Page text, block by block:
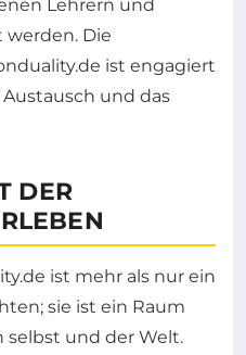
Lehrern und
Die
ist engagiert
und das
DER
ist mehr als nur ein
sie ist ein Raum
und der Welt.